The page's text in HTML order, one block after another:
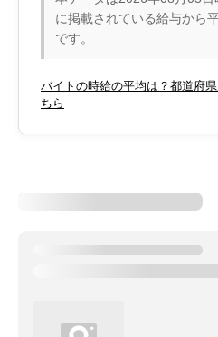
に掲載されている給与から
です。
バイトの時給の平均は？都道府
ちら